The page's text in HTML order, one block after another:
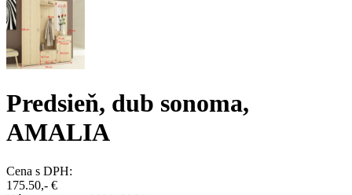
Predsieň, dub sonoma,
AMALIA
Cena s DPH:
175.50,- €